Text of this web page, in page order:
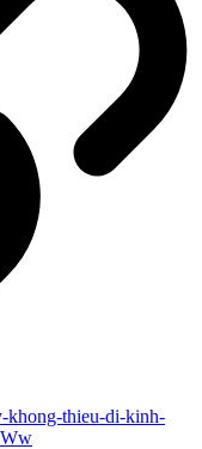
khong-thieu-di-kinh-